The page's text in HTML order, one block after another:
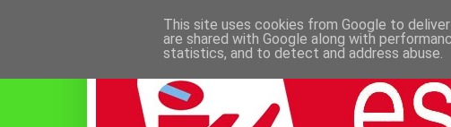
This site uses cookies from Google to
are shared with Google along with
statistics, and to detect and address abuse.